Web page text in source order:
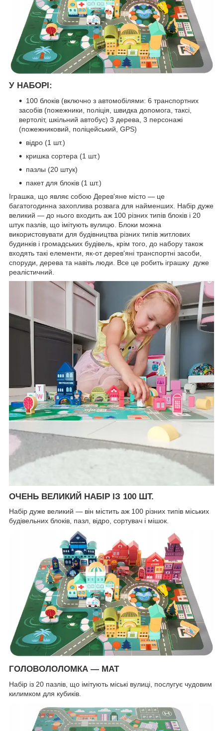
У НАБОРІ:
100 блоків (включно з автомобілями: 6 транспортних
засобів (пожежники, поліція, швидка допомога, таксі,
вертоліт, шкільний автобус) 3 дерева, 3 персонажі
(пожежниковий, поліцейський, GPS)
відро (1 шт.)
кришка сортера (1 шт.)
пазлы (20 штук)
пакет для блоків (1 шт.)
Іграшка, що являє собою Дерев'яне місто — це
багатогодинна захоплива розвага для найменших. Набір дуже
великий — до нього входить аж 100 різних типів блоків і 20
штук пазлів, що імітують вулицю. Блоки можна
використовувати для будівництва різних типів житлових
будинків і громадських будівель, крім того, до набору також
входять такі елементи, як-от дерев'яні транспортні засоби,
споруди, дерева та навіть люди. Все це робить іграшку дуже
реалістичний.
ОЧЕНЬ ВЕЛИКИЙ НАБІР ІЗ 100 ШТ.
Набір дуже великий — він містить аж 100 різних типів міських
будівельних блоків, пазл, відро, сортувач і мішок.
ГОЛОВОЛОЛОМКА — MAT
Набір із 20 пазлів, що імітують міські вулиці, послугує чудовим
килимком для кубиків.